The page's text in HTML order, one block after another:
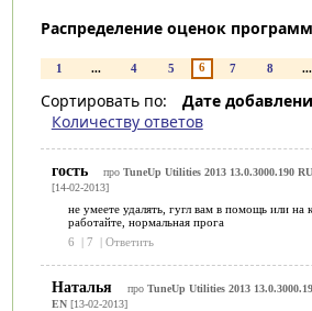
Распределение оценок
1 ... 4 5 6 7 8 ...
Сортировать по: Дате
Количеству ответов
гость про TuneUp Utilities 2013 13.0.3000.190
[14-02-2013]
не умеете удалять, гугл вам в помощь или на
работайте, нормальная прога
6
| 7 | Ответить
Наталья про TuneUp Utilities 2013
EN[13-02-2013]